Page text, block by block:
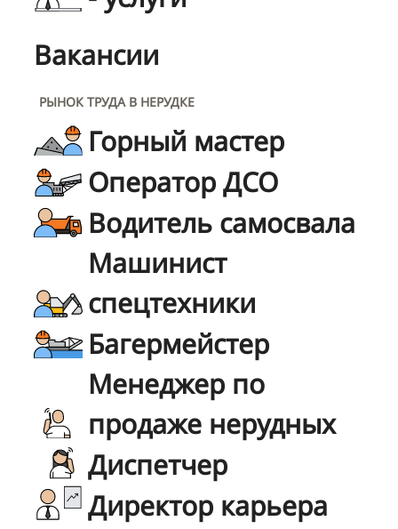
Вакансии
РЫНОК ТРУДА В НЕРУДКЕ
Горный мастер
Оператор ДСО
Водитель самосвала
Машинист
спецтехники
Багермейстер
Менеджер по
продаже нерудных
Диспетчер
Директор карьера